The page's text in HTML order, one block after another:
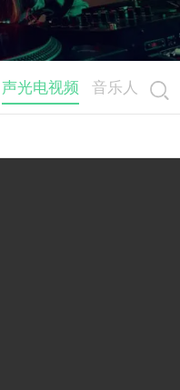
声光电视频 音乐人